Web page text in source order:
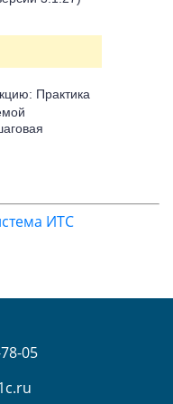
Практика
ИТС
05